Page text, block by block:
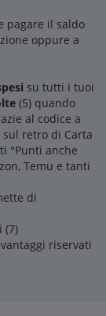
pagare il saldo
oppure a
su tutti i tuoi
(5) quando
al codice a
retro di Carta
°Punti anche
Temu e tanti
di
(7)
riservati